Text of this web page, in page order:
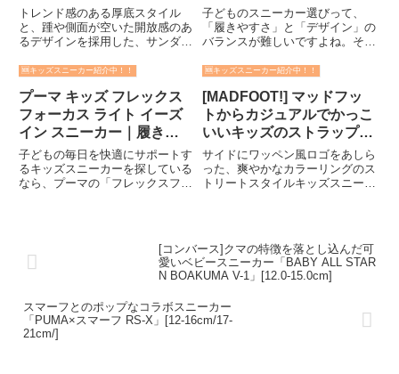
[20.0-24.0cm]
トレンド感のある厚底スタイル
と、踵や側面が空いた開放感のあ
るデザインを採用した、サンダル
保護性をいいとこ取りしたハイブ
楽しめるスニーカーサンダルに、
スニーカーのクッション性をプラ
ス...
サイズ感を徹底解説！
(11.0-16.5cm-17.0-21.5cm)
子どものスニーカー選びって、
「履きやすさ」と「デザイン」の
バランスが難しいですよね。そん
スの名作モデル「スタンスミス」
C（スタンスミス CF C）です。
この記事では、実際の...
🆕キッズスニーカー紹介中！！
プーマ キッズ フレックス
フォーカス ライト イーズ
イン スニーカー｜履きや
すさ抜群の軽量モデル！
(22.0-25.0cm)
子どもの毎日を快適にサポートす
るキッズスニーカーを探している
なら、プーマの「フレックスフォ
レックスフォーカス ライト ...
🆕キッズスニーカー紹介中！！
[MADFOOT!] マッドフッ
トからカジュアルでかっこ
いいキッズのストラップシ
ューズ！[250024][16.0-
19.0cm]
サイドにワッペン風ロゴをあしら
った、爽やかなカラーリングのス
トリートスタイルキッズスニーカ
格:3,850円（税込）・カラー展
開...
[コンバース]クマの特徴を落とし込んだ可
愛いベビースニーカー「BABY ALL STAR
N BOAKUMA V-1」[12.0-15.0cm]
スマーフとのポップなコラボスニーカー
「PUMA×スマーフ RS-X」[12-16cm/17-
21cm/]